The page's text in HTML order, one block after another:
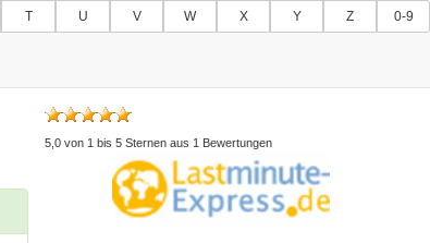
T U V W X Y Z 0-9
5,0 von 1 bis 5Sternen aus 1 Bewertungen